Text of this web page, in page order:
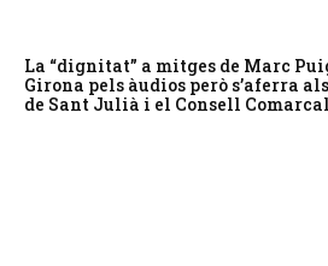
La “dignitat” a mitges de Marc
Girona pels àudios però s’aferra
de Sant Julià i el Consell Comarcal